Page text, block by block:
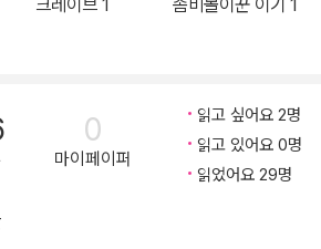
진행한다. 그런데 이 실험은 예상치 못한
이 쌍둥이 남매였고, 레오의 경우에는 엄마
여섯 번째 생일을 앞둔 어
이 남매와 함께 그토록 그리던 지구로 귀환
음악 소리를 만나러. 그리고 캘리포니아에
크레이브 1 좀비몰이꾼 이기 1
0
마이페이퍼
읽고 싶어요 2명
읽고 있어요 0명
읽었어요 29명